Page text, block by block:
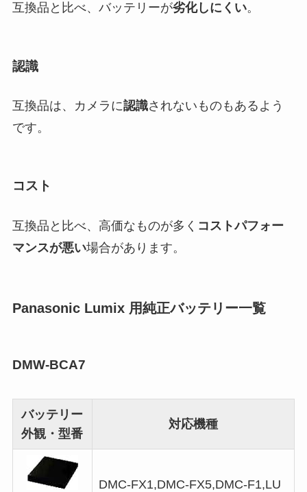
互換品と比べ、バッテリーが劣化しにくい。
認識
互換品は、カメラに認識されないものもあるよう
です。
コスト
互換品と比べ、高価なものが多く コストパフォー
マンスが悪い場合があります。
Panasonic Lumix 用純正バッテリー一覧
DMW-BCA7
バッテリー
外観・型番
対応機種
DMC-FX1,DMC-FX5,DMC-F1,LU